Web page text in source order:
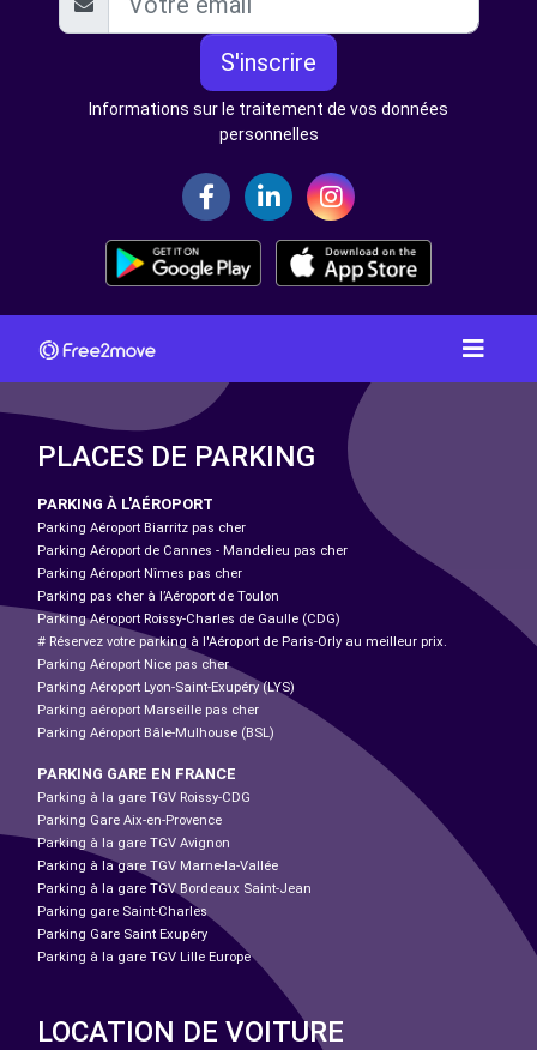
S'inscrire
Informations sur le traitement de vos données
personnelles
PLACES DE PARKING
PARKING À L'AÉROPORT
Parking Aéroport Biarritz pas cher
Parking Aéroport de Cannes - Mandelieu pas cher
Parking Aéroport Nîmes pas cher
Parking pas cher à l’Aéroport de Toulon
Parking Aéroport Roissy-Charles de Gaulle (CDG)
# Réservez votre parking à l'Aéroport de Paris-Orly au meilleur prix.
Parking Aéroport Nice pas cher
Parking Aéroport Lyon-Saint-Exupéry (LYS)
Parking aéroport Marseille pas cher
Parking Aéroport Bâle-Mulhouse (BSL)
PARKING GARE EN FRANCE
Parking à la gare TGV Roissy-CDG
Parking Gare Aix-en-Provence
Parking à la gare TGV Avignon
Parking à la gare TGV Marne-la-Vallée
Parking à la gare TGV Bordeaux Saint-Jean
Parking gare Saint-Charles
Parking Gare Saint Exupéry
Parking à la gare TGV Lille Europe
LOCATION DE VOITURE